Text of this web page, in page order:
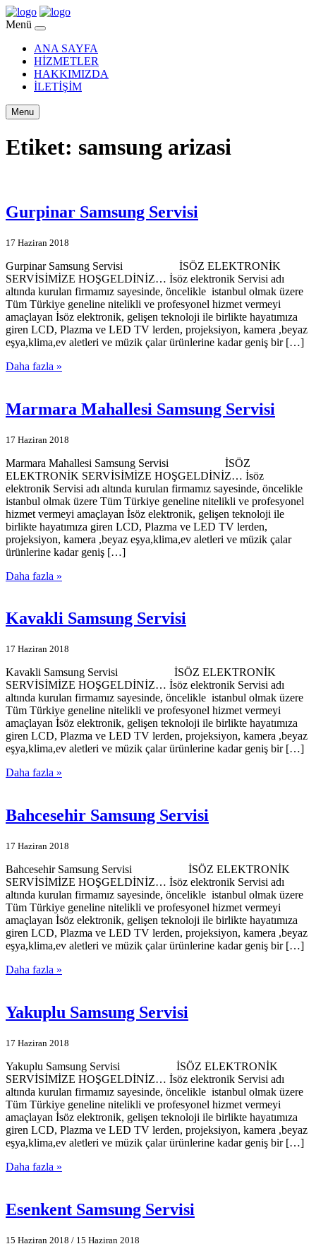
Menü
ANA SAYFA
HİZMETLER
HAKKIMIZDA
İLETİŞİM
Menu
Etiket: samsung arizasi
Gurpinar Samsung Servisi
17 Haziran 2018
Gurpinar Samsung Servisi İSÖZ ELEKTRONİK
SERVİSİMİZE HOŞGELDİNİZ… İsöz elektronik Servisi adı
altında kurulan firmamız sayesinde, öncelikle istanbul olmak üzere
Tüm Türkiye geneline nitelikli ve profesyonel hizmet vermeyi
amaçlayan İsöz elektronik, gelişen teknoloji ile birlikte hayatımıza
giren LCD, Plazma ve LED TV lerden, projeksiyon, kamera ,beyaz
eşya,klima,ev aletleri ve müzik çalar ürünlerine kadar geniş bir […]
Daha fazla »
Marmara Mahallesi Samsung Servisi
17 Haziran 2018
Marmara Mahallesi Samsung Servisi İSÖZ
ELEKTRONİK SERVİSİMİZE HOŞGELDİNİZ… İsöz
elektronik Servisi adı altında kurulan firmamız sayesinde, öncelikle
istanbul olmak üzere Tüm Türkiye geneline nitelikli ve profesyonel
hizmet vermeyi amaçlayan İsöz elektronik, gelişen teknoloji ile
birlikte hayatımıza giren LCD, Plazma ve LED TV lerden,
projeksiyon, kamera ,beyaz eşya,klima,ev aletleri ve müzik çalar
ürünlerine kadar geniş […]
Daha fazla »
Kavakli Samsung Servisi
17 Haziran 2018
Kavakli Samsung Servisi İSÖZ ELEKTRONİK
SERVİSİMİZE HOŞGELDİNİZ… İsöz elektronik Servisi adı
altında kurulan firmamız sayesinde, öncelikle istanbul olmak üzere
Tüm Türkiye geneline nitelikli ve profesyonel hizmet vermeyi
amaçlayan İsöz elektronik, gelişen teknoloji ile birlikte hayatımıza
giren LCD, Plazma ve LED TV lerden, projeksiyon, kamera ,beyaz
eşya,klima,ev aletleri ve müzik çalar ürünlerine kadar geniş bir […]
Daha fazla »
Bahcesehir Samsung Servisi
17 Haziran 2018
Bahcesehir Samsung Servisi İSÖZ ELEKTRONİK
SERVİSİMİZE HOŞGELDİNİZ… İsöz elektronik Servisi adı
altında kurulan firmamız sayesinde, öncelikle istanbul olmak üzere
Tüm Türkiye geneline nitelikli ve profesyonel hizmet vermeyi
amaçlayan İsöz elektronik, gelişen teknoloji ile birlikte hayatımıza
giren LCD, Plazma ve LED TV lerden, projeksiyon, kamera ,beyaz
eşya,klima,ev aletleri ve müzik çalar ürünlerine kadar geniş bir […]
Daha fazla »
Yakuplu Samsung Servisi
17 Haziran 2018
Yakuplu Samsung Servisi İSÖZ ELEKTRONİK
SERVİSİMİZE HOŞGELDİNİZ… İsöz elektronik Servisi adı
altında kurulan firmamız sayesinde, öncelikle istanbul olmak üzere
Tüm Türkiye geneline nitelikli ve profesyonel hizmet vermeyi
amaçlayan İsöz elektronik, gelişen teknoloji ile birlikte hayatımıza
giren LCD, Plazma ve LED TV lerden, projeksiyon, kamera ,beyaz
eşya,klima,ev aletleri ve müzik çalar ürünlerine kadar geniş bir […]
Daha fazla »
Esenkent Samsung Servisi
15 Haziran 2018 / 15 Haziran 2018